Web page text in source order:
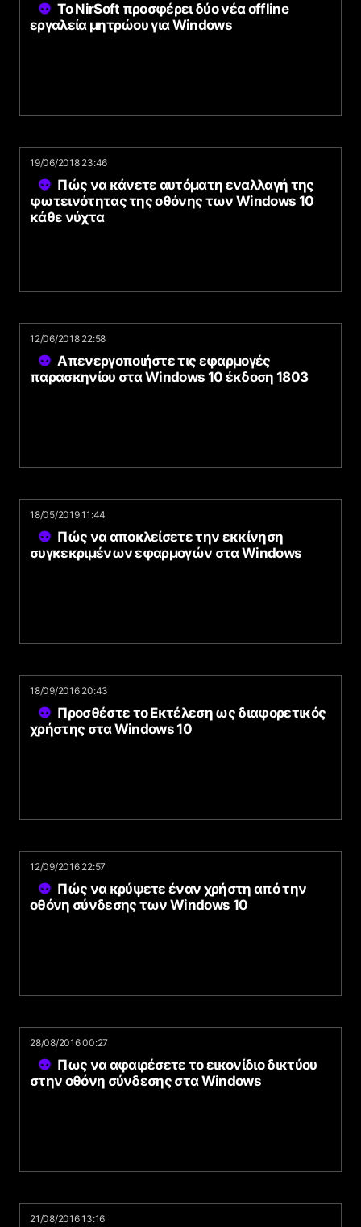
Το NirSoft προσφέρει δύο νέα offline
εργαλεία μητρώου για Windows
19/06/2018 23:46
Πώς να κάνετε αυτόματη εναλλαγή της
φωτεινότητας της οθόνης των Windows 10
κάθε νύχτα
12/06/2018 22:58
Απενεργοποιήστε τις εφαρμογές
παρασκηνίου στα Windows 10 έκδοση 1803
18/05/2019 11:44
Πώς να αποκλείσετε την εκκίνηση
συγκεκριμένων εφαρμογών στα Windows
18/09/2016 20:43
Προσθέστε το Εκτέλεση ως διαφορετικός
χρήστης στα Windows 10
12/09/2016 22:57
Πώς να κρύψετε έναν χρήστη από την
οθόνη σύνδεσης των Windows 10
28/08/2016 00:27
Πως να αφαιρέσετε το εικονίδιο δικτύου
στην οθόνη σύνδεσης στα Windows
21/08/2016 13:16